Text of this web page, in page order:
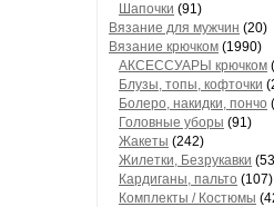
Шапочки (91)
Вязание для мужчин (20)
Вязание крючком (1990)
АКСЕССУАРЫ крючком
Блузы, топы, кофточки
Болеро, накидки, пончо
Головные уборы (91)
Жакеты (242)
Жилетки, Безрукавки
Кардиганы, пальто (107)
Комплекты / Костюмы